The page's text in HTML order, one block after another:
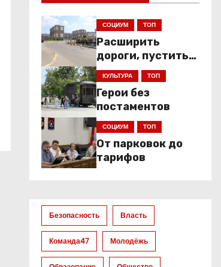
СОЦИУМ ТОП
Расширить
дороги, пустить
низкопольники
КУЛЬТУРА ТОП
Герои без
постаментов
СОЦИУМ ТОП
От парковок до
тарифов
Безопасность Власть
Команда47 Молодёжь